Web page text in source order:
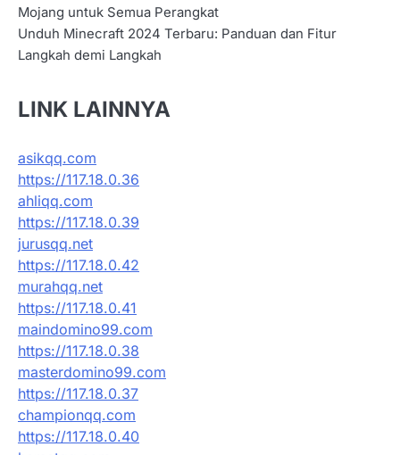
Mojang untuk Semua Perangkat
Unduh Minecraft 2024 Terbaru: Panduan dan Fitur
Langkah demi Langkah
LINK LAINNYA
asikqq.com
https://117.18.0.36
ahliqq.com
https://117.18.0.39
jurusqq.net
https://117.18.0.42
murahqq.net
https://117.18.0.41
maindomino99.com
https://117.18.0.38
masterdomino99.com
https://117.18.0.37
championqq.com
https://117.18.0.40